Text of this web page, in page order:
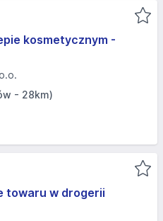
kosmetycznym -
- 28km)
towaru w drogerii